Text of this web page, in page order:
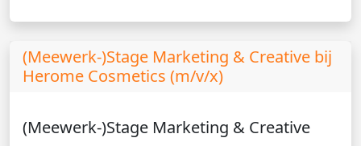
(Meewerk-)Stage Marketing & Creative bij
Herome Cosmetics (m/v/x)
(Meewerk-)Stage Marketing & Creative